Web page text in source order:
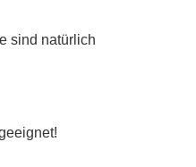
sind natürlich